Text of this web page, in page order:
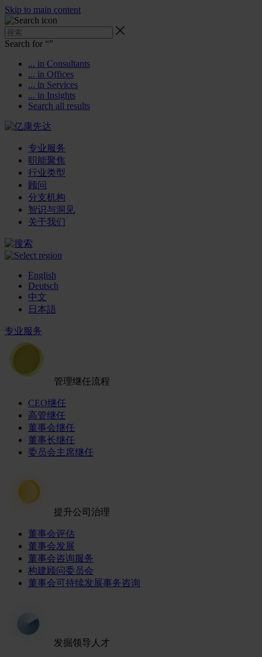
Skip to main content
Search for “”
... in Consultants
... in Offices
... in Services
... in Insights
Search all results
专业服务
职能聚焦
行业类型
顾问
分支机构
智识与洞见
关于我们
English
Deutsch
中文
日本語
专业服务
管理继任流程
CEO继任
高管继任
董事会继任
董事长继任
委员会主席继任
提升公司治理
董事会评估
董事会发展
董事会咨询服务
构建顾问委员会
董事会可持续发展事务咨询
发掘领导人才